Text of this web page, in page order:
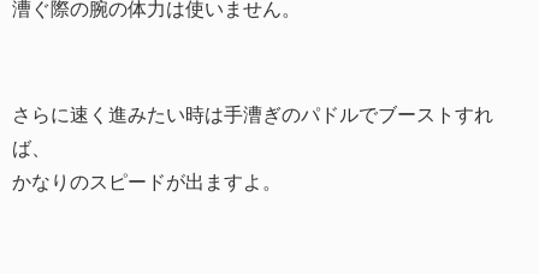
漕ぐ際の腕の体力は使いません。
さらに速く進みたい時は手漕ぎのパドルでブーストすれ
ば、
かなりのスピードが出ますよ。